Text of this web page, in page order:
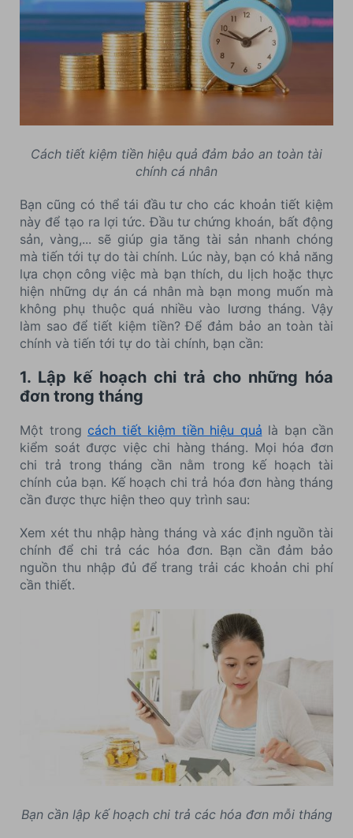
Cách tiết kiệm tiền hiệu quả đảm bảo an toàn tài
chính cá nhân
Bạn cũng có thể tái đầu tư cho các khoản tiết kiệm
này để tạo ra lợi tức. Đầu tư chứng khoán, bất động
sản, vàng,... sẽ giúp gia tăng tài sản nhanh chóng
mà tiến tới tự do tài chính. Lúc này, bạn có khả năng
lựa chọn công việc mà bạn thích, du lịch hoặc thực
hiện những dự án cá nhân mà bạn mong muốn mà
không phụ thuộc quá nhiều vào lương tháng. Vậy
làm sao để tiết kiệm tiền? Để đảm bảo an toàn tài
chính và tiến tới tự do tài chính, bạn cần:
1. Lập kế hoạch chi trả cho những hóa
đơn trong tháng
Một trong cách tiết kiệm tiền hiệu quả là bạn cần
kiểm soát được việc chi hàng tháng. Mọi hóa đơn
chi trả trong tháng cần nằm trong kế hoạch tài
chính của bạn. Kế hoạch chi trả hóa đơn hàng tháng
cần được thực hiện theo quy trình sau:
Xem xét thu nhập hàng tháng và xác định nguồn tài
chính để chi trả các hóa đơn. Bạn cần đảm bảo
nguồn thu nhập đủ để trang trải các khoản chi phí
cần thiết.
Bạn cần lập kế hoạch chi trả các hóa đơn mỗi tháng